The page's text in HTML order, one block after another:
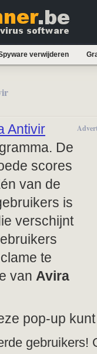
verwijderen
Antivir
De
scores
van de
is
verschijnt
te
van Avira
pop-up
gebruikers!